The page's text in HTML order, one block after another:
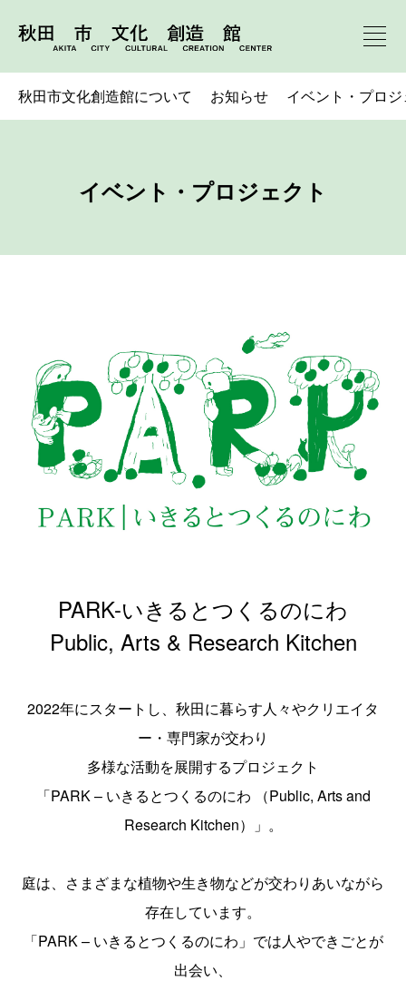
秋田市文化創造館について お知らせ イベント・プロ
イベント・プロジェクト
PARK-いきるとつくるのにわ
Public, Arts & Research Kitchen
2022年にスタートし、秋田に暮らす人々やクリエイタ
ー・専門家が交わり
多様な活動を展開するプロジェクト
「PARK – いきるとつくるのにわ （Public, Arts and
Research Kitchen）」。
庭は、さまざまな植物や生き物などが交わりあいながら
存在しています。
「PARK – いきるとつくるのにわ」では人やできごとが
出会い、